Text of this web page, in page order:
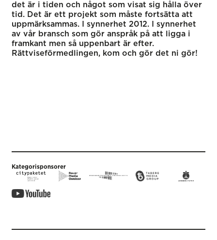
det är i tiden och något som visat sig hålla över
tid. Det är ett projekt som måste fortsätta att
uppmärksammas. I synnerhet 2012. I synnerhet
av vår bransch som gör anspråk på att ligga i
framkant men så uppenbart är efter.
Rättviseförmedlingen, kom och gör det ni gör!
Kategorisponsorer